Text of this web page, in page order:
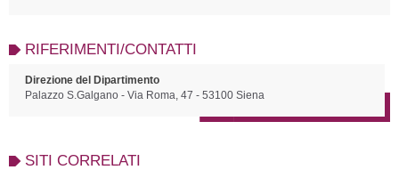
RIFERIMENTI/CONTATTI
Direzione del Dipartimento
Palazzo S.Galgano - Via Roma, 47 - 53100 Siena
SITI CORRELATI